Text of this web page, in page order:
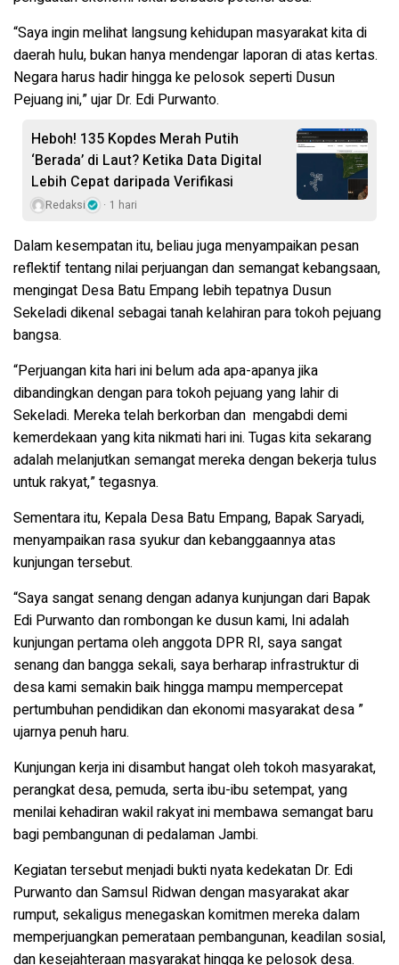
“Saya ingin melihat langsung kehidupan masyarakat kita di
daerah hulu, bukan hanya mendengar laporan di atas kertas.
Negara harus hadir hingga ke pelosok seperti Dusun
Pejuang ini,” ujar Dr. Edi Purwanto.
Heboh! 135 Kopdes Merah Putih
‘Berada’ di Laut? Ketika Data Digital
Lebih Cepat daripada Verifikasi
Redaksi 1 hari
Dalam kesempatan itu, beliau juga menyampaikanpesan
reflektif tentang nilai perjuangan dan semangat kebangsaan,
mengingat Desa Batu Empang lebih tepatnya Dusun
Sekeladi dikenal sebagai tanah kelahiran para tokoh pejuang
bangsa.
“Perjuangan kita hari ini belum ada apa-apanya jika
dibandingkan dengan para tokoh pejuang yang lahir di
Sekeladi. Mereka telah berkorban dan mengabdi demi
kemerdekaan yang kita nikmati hari ini. Tugas kita sekarang
adalah melanjutkan semangat mereka dengan bekerja tulus
untuk rakyat,” tegasnya.
Sementara itu, Kepala Desa Batu Empang, Bapak Saryadi,
menyampaikan rasa syukur dan kebanggaannya atas
kunjungan tersebut.
“Saya sangat senang dengan adanya kunjungan dari Bapak
Edi Purwanto dan rombongan ke dusun kami, Ini adalah
kunjungan pertama oleh anggota DPR RI, saya sangat
senang dan bangga sekali, saya berharap infrastruktur di
desa kami semakin baik hingga mampu mempercepat
pertumbuhan pendidikan dan ekonomi masyarakat desa ”
ujarnya penuh haru.
Kunjungan kerja ini disambut hangat olehtokoh masyarakat,
perangkat desa, pemuda, serta ibu-ibu setempat, yang
menilai kehadiran wakil rakyat ini membawa semangat baru
bagi pembangunan di pedalaman Jambi.
Kegiatan tersebut menjadibukti nyata kedekatan Dr. Edi
Purwanto dan Samsul Ridwan dengan masyarakat akar
rumput, sekaligus menegaskan komitmen mereka dalam
memperjuangkanpemerataan pembangunan, keadilan sosial,
dan kesejahteraan masyarakat hingga ke pelosok desa.